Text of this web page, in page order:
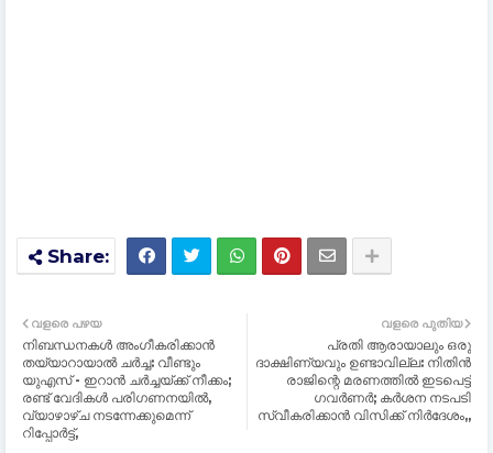
വളരെ പുതിയ
പ്രതി ആരായാലും ഒരു
ദാക്ഷിണ്യവും ഉണ്ടാവില്ല: നിതിന്‍
രാജിന്റെ മരണത്തിൽ ഇടപെട്ട്
ഗവര്‍ണര്‍; കര്‍ശന നടപടി
സ്വീകരിക്കാന്‍ വിസിക്ക് നിര്‍ദേശം,,
വളരെ പഴയ
നിബന്ധനകള്‍ അംഗീകരിക്കാൻ
തയ്യാറായാല്‍ ചർച്ച: വീണ്ടും
യുഎസ് - ഇറാൻ ചര്‍ച്ചയ്ക്ക് നീക്കം;
രണ്ട് വേദികള്‍ പരിഗണനയില്‍,
വ്യാഴാഴ്ച നടന്നേക്കുമെന്ന്
റിപ്പോര്‍ട്ട്,